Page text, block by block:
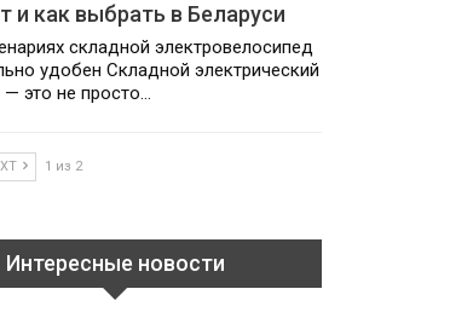
и как выбрать в Беларуси
складной электровелосипед
удобен Складной электрический
это не просто…
1 из 2
Интересные новости